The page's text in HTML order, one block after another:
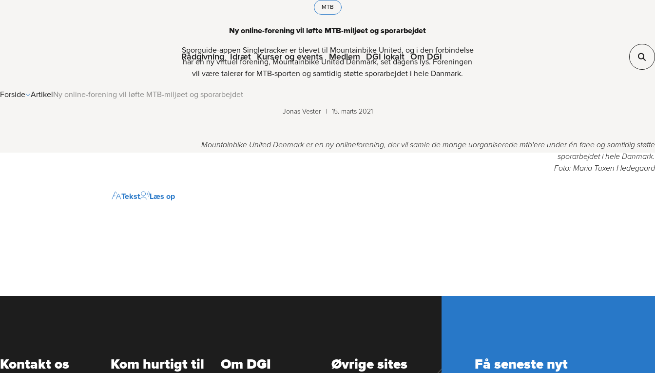
Rådgivning Idræt Kurser og events Medlem DGI lokalt Om DGI
Forside ArtikelNy online-forening vil løfte MTB-miljøet og sporarbejdet
MTB
Ny online-forening vil løfte MTB-miljøet og sporarbejdet
Sporguide-appen Singletracker er blevet til Mountainbike United, og i den forbindelse
har en ny virtuel forening, Mountainbike United Denmark, set dagens lys. Foreningen
vil være talerør for MTB-sporten og samtidig støtte sporarbejdet i hele Danmark.
Jonas Vester | 15. marts 2021
Mountainbike United Denmark er en ny onlineforening, der vil samle de mange uorganiserede mtb'ere under én fane og samtidig støtte
sporarbejdet i hele Danmark.
Foto: Maria Tuxen Hedegaard
Tekst Læs op
Kontakt os Kom hurtigt til Om DGI Øvrige sites Få seneste nyt